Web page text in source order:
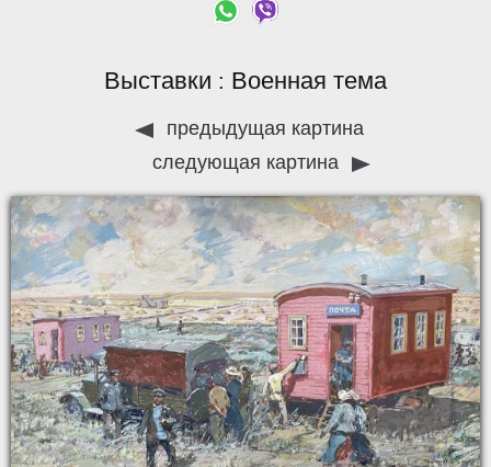
Выставки : Военная тема
предыдущая картина
следующая картина